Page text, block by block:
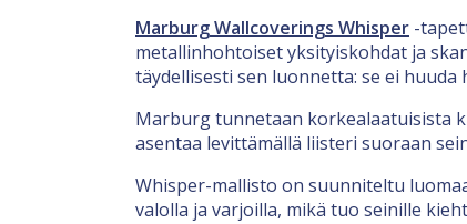
Marburg Wallcoverings Whisper -
metallinhohtoiset yksityiskohdat ja
täydellisesti sen luonnetta: se ei
Marburg tunnetaan korkealaatuisista
asentaa levittämällä liisteri suoraan
Whisper-mallisto on suunniteltu
valolla ja varjoilla, mikä tuo seinille